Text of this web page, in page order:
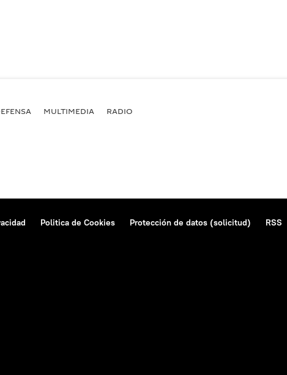
MULTIMEDIA RADIO
Politica de Cookies Protección de datos (solicitud)
RSS